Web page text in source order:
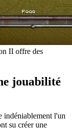
II offre des
jouabilité
indéniablement l'un
su créer une